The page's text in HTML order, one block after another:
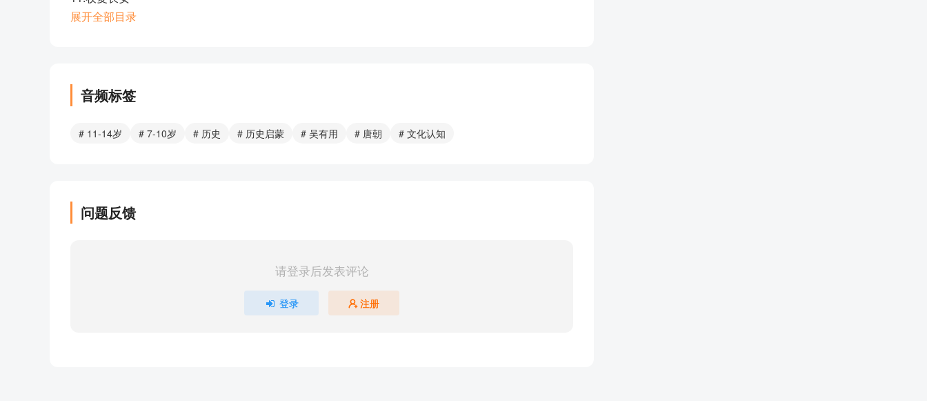
10.吴有用的功劳
7.李白受骗
6.魏晋名士很会玩
5.才高八斗小诗仙
1.我和李白学剑法
部分目录展示 ▶ 下载后解锁 16 首完整音频
展开全部目录
音频标签
# 11-14岁 # 7-10岁 # 历史 # 历史启蒙 # 吴有用 # 唐朝 # 文化认知
问题反馈
请登录后发表评论
登录 注册